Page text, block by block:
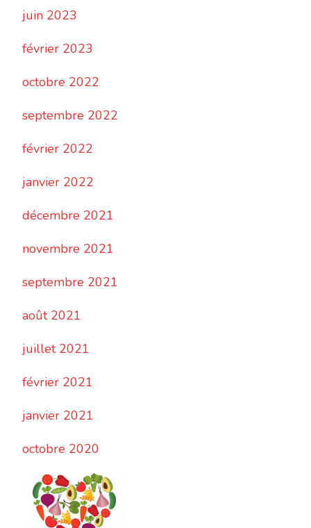
juin 2023
février 2023
octobre 2022
septembre 2022
février 2022
janvier 2022
décembre 2021
novembre 2021
septembre 2021
août 2021
juillet 2021
février 2021
janvier 2021
octobre 2020